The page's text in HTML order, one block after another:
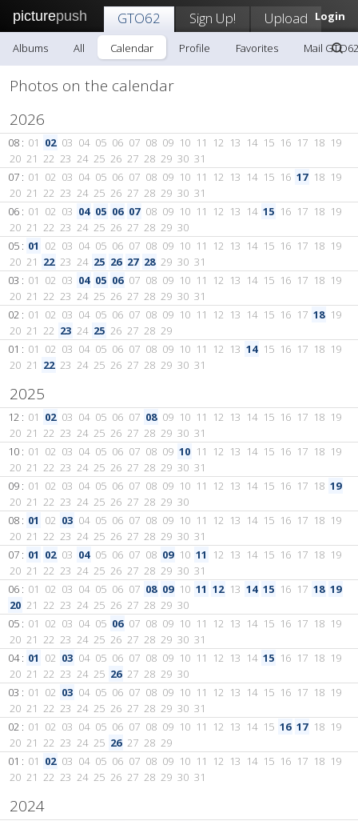
picturepush Login
GTO62 Sign Up! Upload
Albums All Calendar Profile Favorites Mail GTO62
Photos on the calendar
2026
08 : 01 02 03 04 05 06 07 08 09 10 11 12 13 14 15 16 17 18 19
20 21 22 23 24 25 26 27 28 29 30 31
07 : 01 02 03 04 05 06 07 08 09 10 11 12 13 14 15 16 17 18 19
20 21 22 23 24 25 26 27 28 29 30 31
06 : 01 02 03 04 05 06 07 08 09 10 11 12 13 14 15 16 17 18 19
20 21 22 23 24 25 26 27 28 29 30
05 : 01 02 03 04 05 06 07 08 09 10 11 12 13 14 15 16 17 18 19
20 21 22 23 24 25 26 27 28 29 30 31
03 : 01 02 03 04 05 06 07 08 09 10 11 12 13 14 15 16 17 18 19
20 21 22 23 24 25 26 27 28 29 30 31
02 : 01 02 03 04 05 06 07 08 09 10 11 12 13 14 15 16 17 18 19
20 21 22 23 24 25 26 27 28 29
01 : 01 02 03 04 05 06 07 08 09 10 11 12 13 14 15 16 17 18 19
20 21 22 23 24 25 26 27 28 29 30 31
2025
12 : 01 02 03 04 05 06 07 08 09 10 11 12 13 14 15 16 17 18 19
20 21 22 23 24 25 26 27 28 29 30 31
10 : 01 02 03 04 05 06 07 08 09 10 11 12 13 14 15 16 17 18 19
20 21 22 23 24 25 26 27 28 29 30 31
09 : 01 02 03 04 05 06 07 08 09 10 11 12 13 14 15 16 17 18 19
20 21 22 23 24 25 26 27 28 29 30
08 : 01 02 03 04 05 06 07 08 09 10 11 12 13 14 15 16 17 18 19
20 21 22 23 24 25 26 27 28 29 30 31
07 : 01 02 03 04 05 06 07 08 09 10 11 12 13 14 15 16 17 18 19
20 21 22 23 24 25 26 27 28 29 30 31
06 : 01 02 03 04 05 06 07 08 09 10 11 12 13 14 15 16 17 18 19
20 21 22 23 24 25 26 27 28 29 30
05 : 01 02 03 04 05 06 07 08 09 10 11 12 13 14 15 16 17 18 19
20 21 22 23 24 25 26 27 28 29 30 31
04 : 01 02 03 04 05 06 07 08 09 10 11 12 13 14 15 16 17 18 19
20 21 22 23 24 25 26 27 28 29 30
03 : 01 02 03 04 05 06 07 08 09 10 11 12 13 14 15 16 17 18 19
20 21 22 23 24 25 26 27 28 29 30 31
02 : 01 02 03 04 05 06 07 08 09 10 11 12 13 14 15 16 17 18 19
20 21 22 23 24 25 26 27 28 29
01 : 01 02 03 04 05 06 07 08 09 10 11 12 13 14 15 16 17 18 19
20 21 22 23 24 25 26 27 28 29 30 31
2024